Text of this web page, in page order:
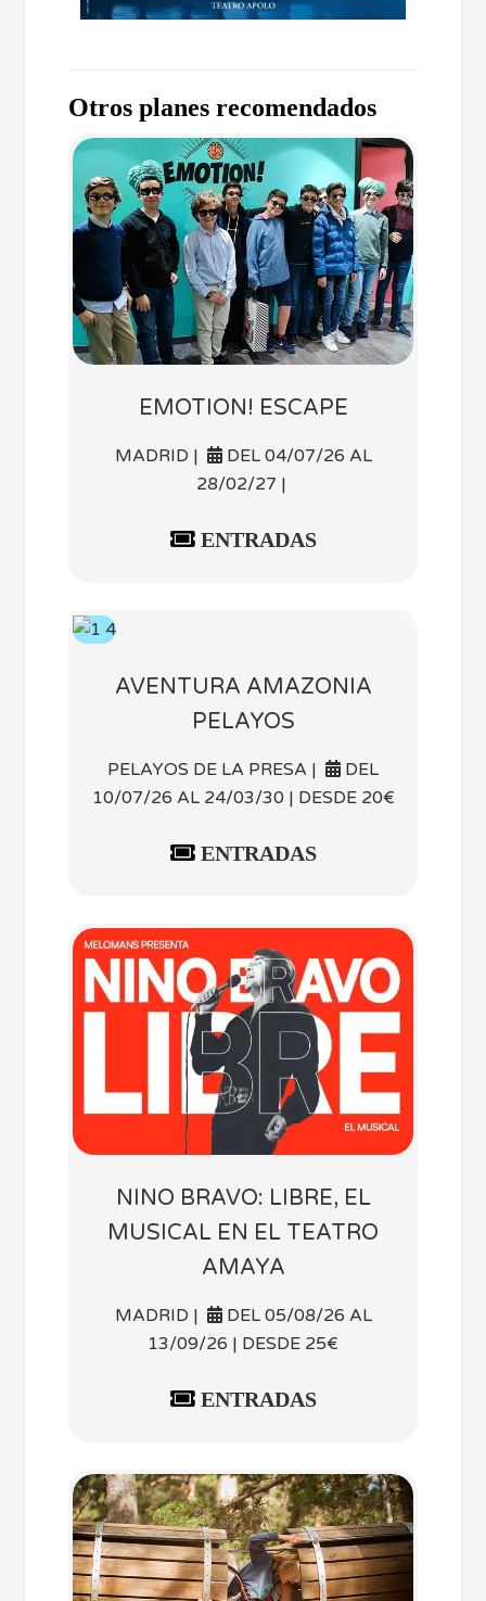
Otros planes recomendados
EMOTION! ESCAPE
MADRID |
DEL 04/07/26 AL
28/02/27 |
ENTRADAS
AVENTURA AMAZONIA
PELAYOS
PELAYOS DE LA PRESA |
DEL
10/07/26 AL 24/03/30 | DESDE 20€
ENTRADAS
NINO BRAVO: LIBRE, EL
MUSICAL EN EL TEATRO
AMAYA
MADRID |
DEL 05/08/26 AL
13/09/26 | DESDE 25€
ENTRADAS